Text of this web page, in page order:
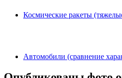
Космические ракеты
Автомобили (сравнение